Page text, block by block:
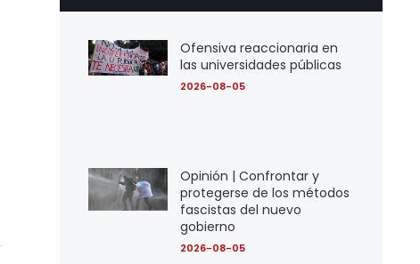
Ofensiva reaccionaria en
las universidades públicas
2026-08-05
Opinión | Confrontar y
protegerse de los métodos
fascistas del nuevo
gobierno
2026-08-05